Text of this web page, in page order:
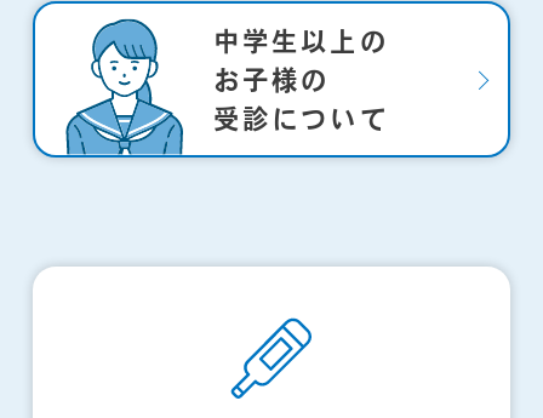
中学生以上の
お子様の
受診について